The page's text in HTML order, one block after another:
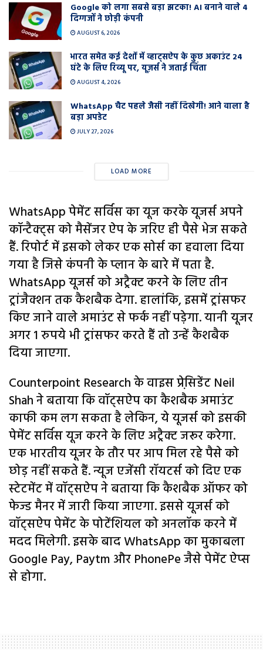
Google को लगा सबसे बड़ा झटका! AI बनाने वाले 4
दिग्गजों ने छोड़ी कंपनी
AUGUST 6, 2026
भारत समेत कई देशों में व्हाट्सऐप के कुछ अकाउंट 24
घंटे के लिए रिव्यू पर, यूज़र्स ने जताई चिंता
AUGUST 4, 2026
WhatsApp चैट पहले जैसी नहीं दिखेगी! आने वाला है
बड़ा अपडेट
JULY 27, 2026
LOAD MORE
WhatsApp पेमेंट सर्विस का यूज करके यूजर्स अपने
कॉन्टैक्ट्स को मैसेंजर ऐप के जरिए ही पैसे भेज सकते
हैं. रिपोर्ट में इसको लेकर एक सोर्स का हवाला दिया
गया है जिसे कंपनी के प्लान के बारे में पता है.
WhatsApp यूजर्स को अट्रैक्ट करने के लिए तीन
ट्रांजैक्शन तक कैशबैक देगा. हालांकि, इसमें ट्रांसफर
किए जाने वाले अमाउंट से फर्क नहीं पड़ेगा. यानी यूजर
अगर 1 रुपये भी ट्रांसफर करते हैं तो उन्हें कैशबैक
दिया जाएगा.
Counterpoint Research के वाइस प्रेसि़डेंट Neil
Shah ने बताया कि वॉट्सऐप का कैशबैक अमाउंट
काफी कम लग सकता है लेकिन, ये यूजर्स को इसकी
पेमेंट सर्विस यूज करने के लिए अट्रैक्ट जरूर करेगा.
एक भारतीय यूजर के तौर पर आप मिल रहे पैसे को
छोड़ नहीं सकते हैं. न्यूज एजेंसी रॉयटर्स को दिए एक
स्टेटमेंट में वॉट्सऐप ने बताया कि कैशबैक ऑफर को
फेज्ड मैनर में जारी किया जाएगा. इससे यूजर्स को
वॉट्सऐप पेमेंट के पोटेंशियल को अनलॉक करने में
मदद मिलेगी. इसके बाद WhatsApp का मुकाबला
Google Pay, Paytm और PhonePe जैसे पेमेंट ऐप्स
से होगा.